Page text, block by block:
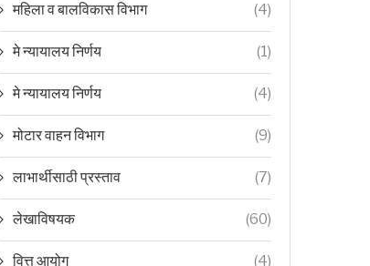
महिला व बालविकास विभाग (4)
मे न्यायालय निर्णय (1)
मे न्यायालय निर्णय (4)
मोटार वाहन विभाग (9)
लाभार्थीसाठी प्रस्ताव (7)
लेखाविषयक (60)
वित्त आयोग (4)